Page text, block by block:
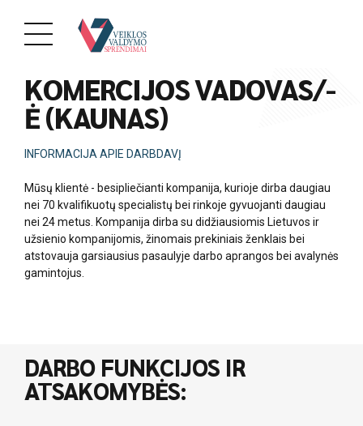
KOMERCIJOS VADOVAS/-
Ė (KAUNAS)
INFORMACIJA APIE DARBDAVĮ
Mūsų klientė - besipliečianti kompanija, kurioje dirba daugiau
nei 70 kvalifikuotų specialistų bei rinkoje gyvuojanti daugiau
nei 24 metus. Kompanija dirba su didžiausiomis Lietuvos ir
užsienio kompanijomis, žinomais prekiniais ženklais bei
atstovauja garsiausius pasaulyje darbo aprangos bei avalynės
gamintojus.
DARBO FUNKCIJOS IR
ATSAKOMYBĖS: